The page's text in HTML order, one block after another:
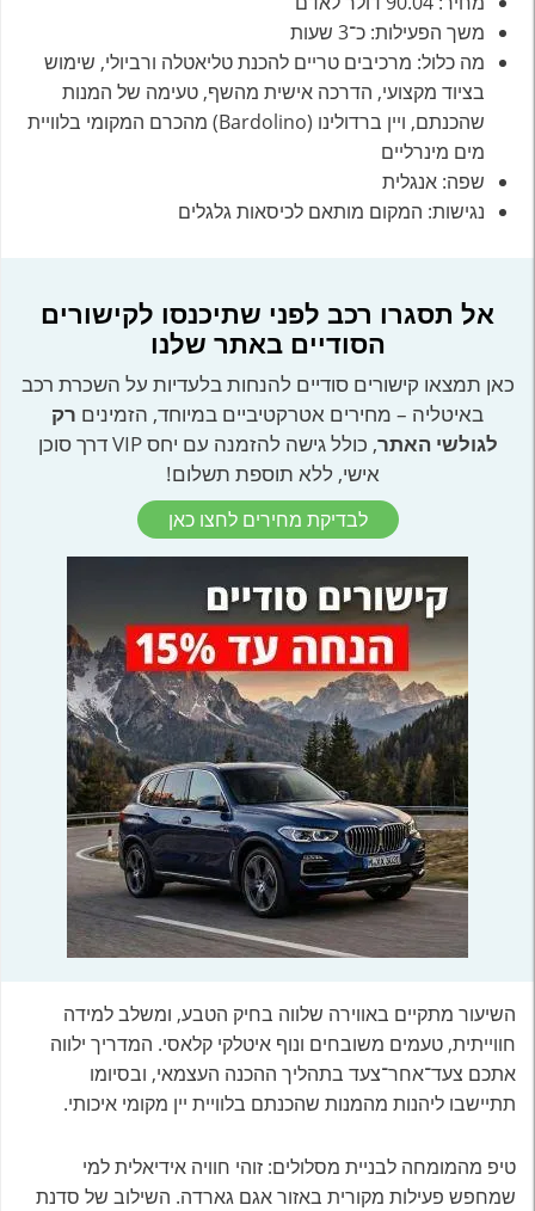
משך הפעילות: כ־3 שעות
מה כלול: מרכיבים טריים להכנת טליאטלה ורביולי, שימוש
בציוד מקצועי, הדרכה אישית מהשף, טעימה של המנות
שהכנתם, ויין ברדולינו (Bardolino) מהכרם המקומי בלוויית
מים מינרליים
שפה: אנגלית
נגישות: המקום מותאם לכיסאות גלגלים
אל תסגרו רכב לפני שתיכנסו לקישורים
הסודיים באתר שלנו
כאן תמצאו קישורים סודיים להנחות בלעדיות על השכרת רכב
באיטליה – מחירים אטרקטיביים במיוחד, הזמינים רק
לגולשי האתר
, כולל גישה להזמנה עם יחס VIP דרך סוכן
אישי, ללא תוספת תשלום!
לבדיקת מחירים לחצו כאן
השיעור מתקיים באווירה שלווה בחיק הטבע, ומשלב למידה
חווייתית, טעמים משובחים ונוף איטלקי קלאסי. המדריך ילווה
אתכם צעד־אחר־צעד בתהליך ההכנה העצמאי, ובסיומו
תתיישבו ליהנות מהמנות שהכנתם בלוויית יין מקומי איכותי.
טיפ מהמומחה לבניית מסלולים: זוהי חוויה אידיאלית למי
שמחפש פעילות מקורית באזור אגם גארדה. השילוב של סדנת